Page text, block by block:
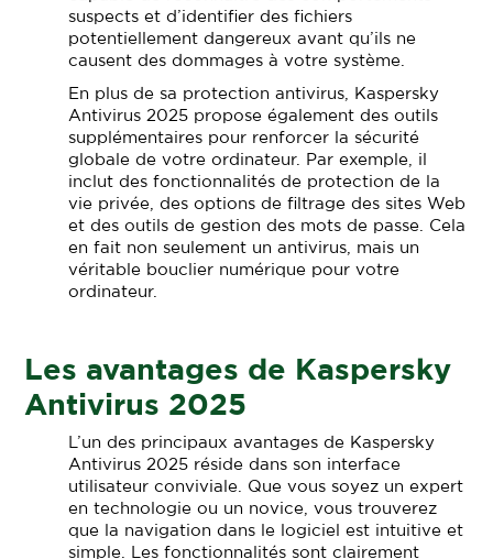
suspects et d’identifier des fichiers
potentiellement dangereux avant qu’ils ne
causent des dommages à votre système.
En plus de sa protection antivirus, Kaspersky
Antivirus 2025 propose également des outils
supplémentaires pour renforcer la sécurité
globale de votre ordinateur. Par exemple, il
inclut des fonctionnalités de protection de la
vie privée, des options de filtrage des sites Web
et des outils de gestion des mots de passe. Cela
en fait non seulement un antivirus, mais un
véritable bouclier numérique pour votre
ordinateur.
Les avantages de Kaspersky
Antivirus 2025
L’un des principaux avantages de Kaspersky
Antivirus 2025 réside dans son interface
utilisateur conviviale. Que vous soyez un expert
en technologie ou un novice, vous trouverez
que la navigation dans le logiciel est intuitive et
simple. Les fonctionnalités sont clairement